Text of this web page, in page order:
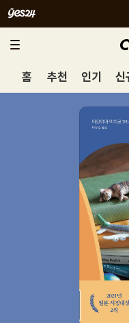
홈 추천 인기 신